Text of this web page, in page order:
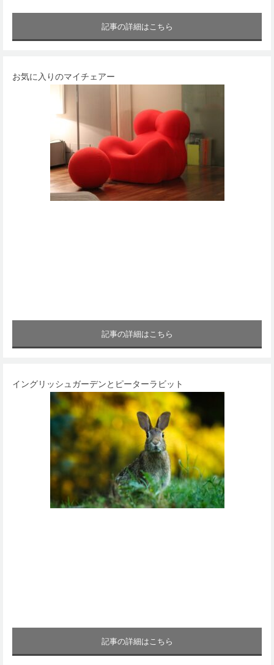
記事の詳細はこちら
お気に入りのマイチェアー
記事の詳細はこちら
イングリッシュガーデンとピーターラビット
記事の詳細はこちら